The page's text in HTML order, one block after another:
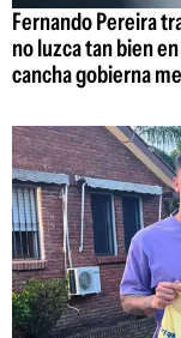
Fernando Pereira
no luzca tan bien
cancha gobierna